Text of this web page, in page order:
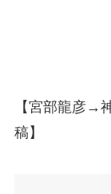
【宮部龍彦→
稿】